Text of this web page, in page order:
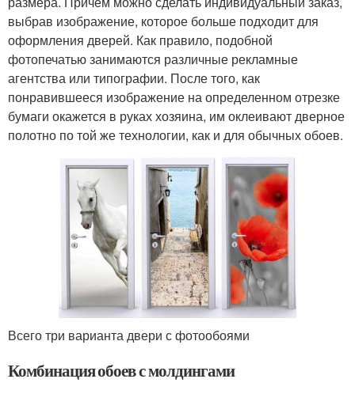
выбрав изображение, которое больше подходит для
оформления дверей. Как правило, подобной
фотопечатью занимаются различные рекламные
агентства или типографии. После того, как
понравившееся изображение на определенном отрезке
бумаги окажется в руках хозяина, им оклеивают дверное
полотно по той же технологии, как и для обычных обоев.
Всего три варианта двери с фотообоями
Комбинация обоев с молдингами